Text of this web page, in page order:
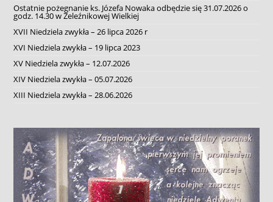
Ostatnie pożegnanie ks. Józefa Nowaka odbędzie się 31.07.2026 o
godz. 14.30 w Żeleźnikowej Wielkiej
XVII Niedziela zwykła – 26 lipca 2026 r
XVI Niedziela zwykła – 19 lipca 2023
XV Niedziela zwykła – 12.07.2026
XIV Niedziela zwykła – 05.07.2026
XIII Niedziela zwykła – 28.06.2026